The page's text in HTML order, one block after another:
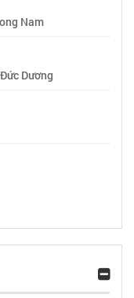
Nam
Dương